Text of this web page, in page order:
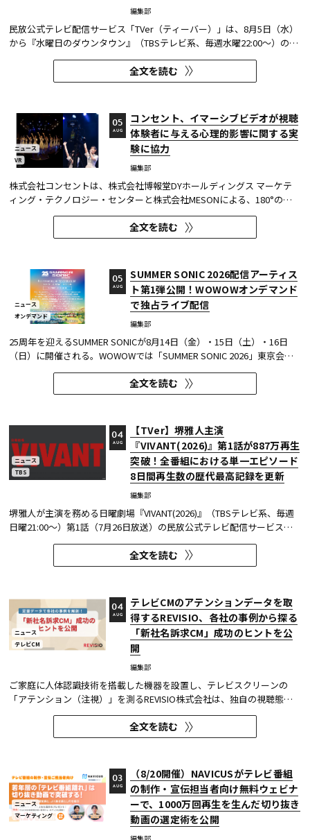
編集部
民放公式テレビ配信サービス「TVer（ティーバー）」は、8月5日（水）
から『水曜日のダウンタウン』（TBSテレビ系、毎週水曜22:00～）の過
去に放送された傑作エピソード計12本を4か月にわたり配信する。本エ
ピソードが動画配信サービスで配信されるのは今回が初めてとなる。
TVerはすべて無料で見放題となっている。 『水曜日のダウンタウン...
全文を読む
ニュース
VR
コンセント、イマーシブビデオが視聴
体験者に与える心理的影響に関する実
験に協力
編集部
05
AUG
株式会社コンセントは、株式会社博報堂DYホールディングス マーケテ
ィング・テクノロジー・センターと株式会社MESONによる、180°の視
野角のImmersive Video（以下、イマーシブビデオ）を実験刺激に用い
た心理実験に協力し、そのプレプリント論文が2026年6月8日にarXivで
公開された。 本実験は、イマーシブビデオの撮影距離が体験者の「そ...
全文を読む
ニュース
オンデマンド
SUMMER SONIC 2026配信アーティス
ト第1弾公開！WOWOWオンデマンド
で独占ライブ配信
編集部
05
AUG
25周年を迎えるSUMMER SONICが8月14日（金）・15日（土）・16日
（日）に開催される。WOWOWでは「SUMMER SONIC 2026」東京会場
のZOZOマリンスタジアムと幕張メッセから、マリンステージ、マウン
テンステージ、ソニックステージ、パシフィックステージの模様を、3
日間にわたりWOWOWオンデマンドで独占ライブ配信する。 今回、配信
全文を読む
ニュース
TBS
【TVer】堺雅人主演
『VIVANT(2026)』第1話が887万再生
突破！全番組における単一エピソード
8日間再生数の歴代最高記録を更新
編集部
04
AUG
堺雅人が主演を務める日曜劇場『VIVANT(2026)』（TBSテレビ系、毎週
日曜21:00～）第1話（7月26日放送）の民放公式テレビ配信サービス
「TVer（ティーバー）」における8日間再生数が887万（※1）を突破し
1週間の配信を行っているため、番組の再生数は配信開始日と配信終了...
全文を読む
ニュース
テレビCM
テレビCMのアテンションデータを取
得するREVISIO、各社の事例から探る
「新社名訴求CM」成功のヒントを公
開
編集部
04
AUG
ご家庭に人体認識技術を搭載した機器を設置し、テレビスクリーンの
「アテンション（注視）」を測るREVISIO株式会社は、独自の視聴態勢
データを基に「社名変更」にまつわるCMを分析した結果を公開した。
分析結果の詳細は、お役立ち資料『定量データで分析! 「新社名」認知
を狙う！～ 社名変更CMを出稿タイミング×クリエイティブ5分類で徹...
全文を読む
ニュース
マーケティング
（8/20開催）NAVICUSがテレビ番組
の制作・宣伝担当者向け無料ウェビナ
ーで、1000万回再生を生んだ切り抜き
動画の選定術を公開
03
AUG